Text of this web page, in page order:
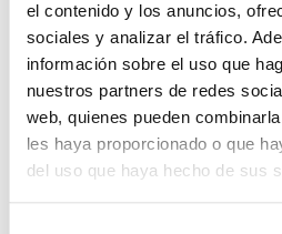
el contenido y los anuncios,
sociales y analizar el tráfico.
información sobre el uso que
nuestros partners de redes
web, quienes pueden
les haya proporcionado o que
del uso que haya hecho de sus